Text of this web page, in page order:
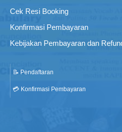
Cek Resi Booking
Konfirmasi Pembayaran
Kebijakan Pembayaran dan
📝 Pendaftaran
💳 Konfirmasi Pembayaran